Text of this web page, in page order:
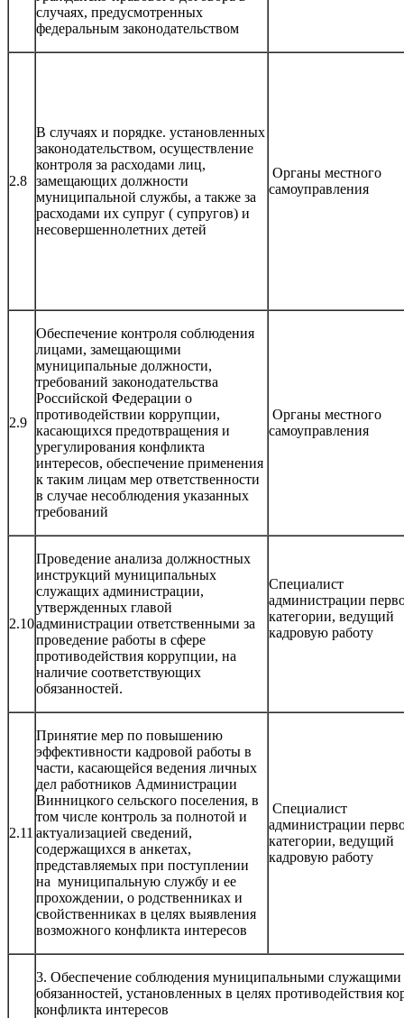
случаях, предусмотренных
федеральным законодательством
2.8
В случаях и порядке. установленных
законодательством, осуществление
контроля за расходами лиц,
замещающих должности
муниципальной службы, а также за
расходами их супруг ( супругов) и
несовершеннолетних детей
Органы местного
самоуправления
2.9
Обеспечение контроля соблюдения
лицами, замещающими
муниципальные должности,
требований законодательства
Российской Федерации о
противодействии коррупции,
касающихся предотвращения и
урегулирования конфликта
интересов, обеспечение применения
к таким лицам мер ответственности
в случае несоблюдения указанных
требований
Органы местного
самоуправления
2.10
Проведение анализа должностных
инструкций муниципальных
служащих администрации,
утвержденных главой
администрации ответственными за
проведение работы в сфере
противодействия коррупции, на
наличие соответствующих
обязанностей.
Специалист
администрации
категории, ведущий
кадровую работу
2.11
Принятие мер по повышению
эффективности кадровой работы в
части, касающейся ведения личных
дел работников Администрации
Винницкого сельского поселения, в
том числе контроль за полнотой и
актуализацией сведений,
содержащихся в анкетах,
представляемых при поступлении
на муниципальную службу и ее
прохождении, о родственниках и
свойственниках в целях выявления
возможного конфликта интересов
Специалист
администрации
категории, ведущий
кадровую работу
3. Обеспечение соблюдения муниципальными служащими
обязанностей, установленных в целях противодействия
конфликта интересов